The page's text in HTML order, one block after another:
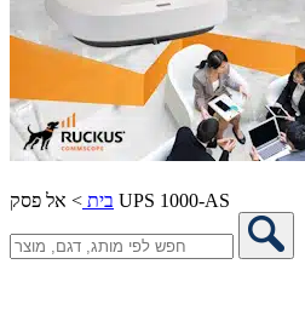
בית > אל פסק UPS 1000-AS